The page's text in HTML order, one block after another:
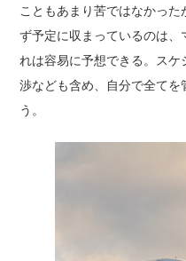
こともあまり苦ではなかっ
ず予定に収まっているのは
れは容易に予想できる。ス
渉なども含め、自分で全て
う。